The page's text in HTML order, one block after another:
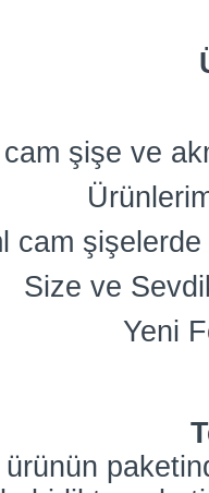
şişe ve
cam
Size ve
Yeni